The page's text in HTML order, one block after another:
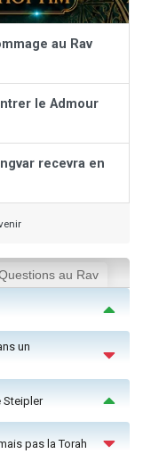
au Rav
le Admour
recevra en
au Rav
un
Steipler
pas la Torah